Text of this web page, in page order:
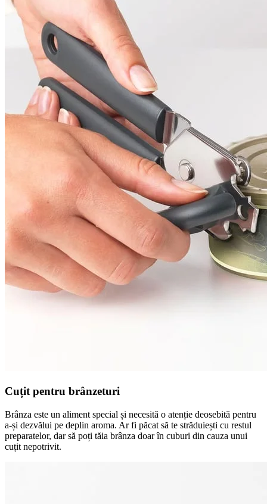
Cuțit pentru brânzeturi
Brânza este un aliment special și necesită o atenție deosebită pentru
a-și dezvălui pe deplin aroma. Ar fi păcat să te străduiești cu restul
preparatelor, dar să poți tăia brânza doar în cuburi din cauza unui
cuțit nepotrivit.